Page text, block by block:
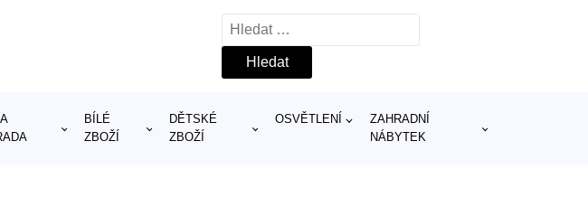
Vyhledávání
BÍLÉ
ZBOŽÍ
DĚTSKÉ
ZBOŽÍ
OSVĚTLENÍ
ZAHRADNÍ
NÁBYTEK